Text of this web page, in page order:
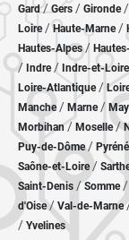
Gard/Gers / Gironde/
Loire/Haute-Marne/
Hautes-Alpes/
/ Indre/ Indre-et-Loire
Loire-Atlantique/
Manche/ Marne/
Morbihan/ Moselle/
Puy-de-Dôme/
Saône-et-Loire/
Saint-Denis /Somme/
d'Oise/ Val-de-Marne
/ Yvelines